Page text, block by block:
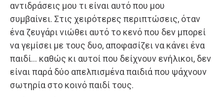
αντιδράσεις μου τι είναι αυτό που μου
συμβαίνει. Στις χειρότερες περιπτώσεις, όταν
ένα ζευγάρι νιώθει αυτό το κενό που δεν μπορεί
να γεμίσει με τους δυο, αποφασίζει να κάνει ένα
παιδί… καθώς κι αυτοί που δείχνουν ενήλικοι, δεν
είναι παρά δύο απελπισμένα παιδιά που ψάχνουν
σωτηρία στο κοινό παιδί τους.